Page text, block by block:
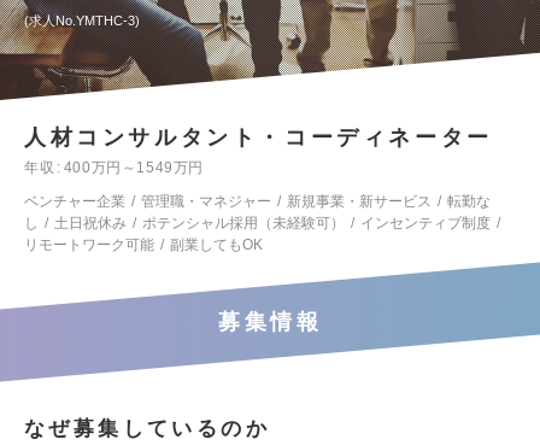
求人No.YMTHC-3
人材コンサルタント・コーディネーター
年収
400万円～1549万円
ベンチャー企業
管理職・マネジャー 新規事業・新サービス
転勤な
し
土日祝休み ポテンシャル採用（未経験可）
インセンティブ制度
リモートワーク可能
副業してもOK
募集情報
なぜ募集しているのか